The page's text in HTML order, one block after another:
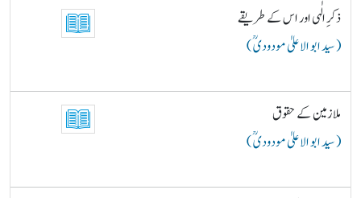
ذکرِ الٰہی اور اس کے طریقے
( سید ابو الاعلیٰ مودودیؒ )
ملازمین کے حقوق
( سید ابو الاعلیٰ مودودیؒ )